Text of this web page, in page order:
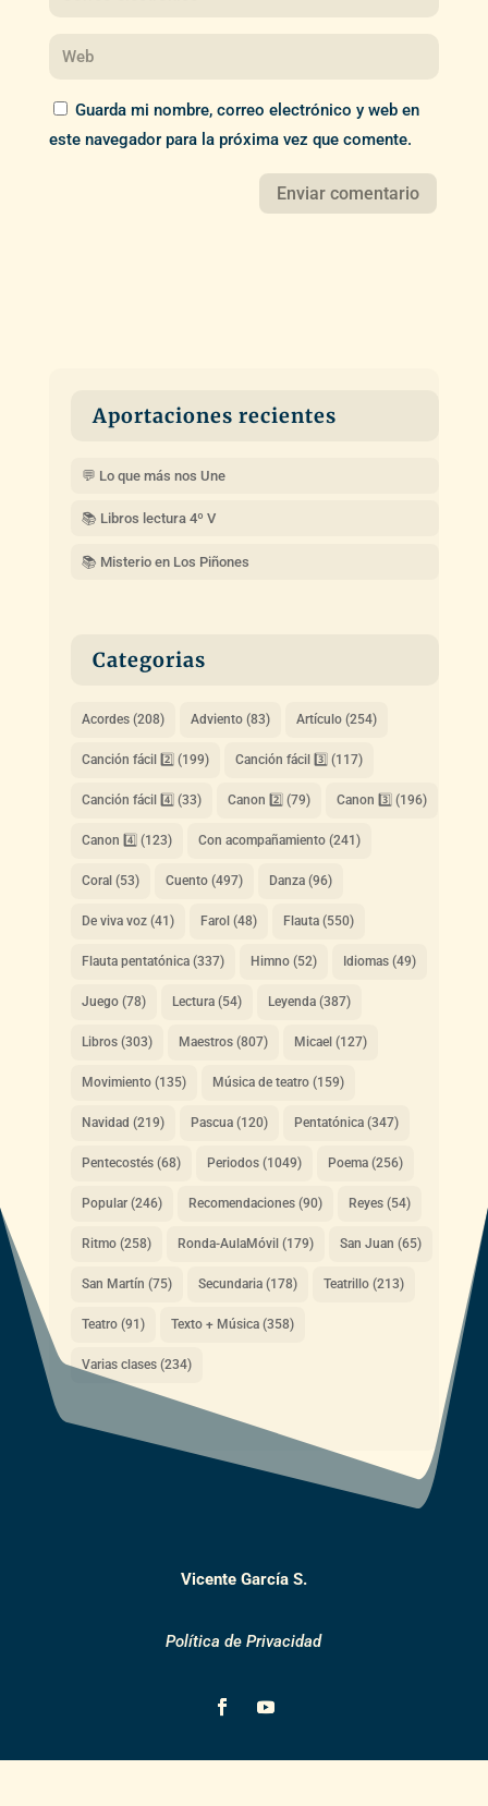
Guarda mi nombre, correo electrónico y web en
este navegador para la próxima vez que comente.
Aportaciones recientes
💬 Lo que más nos Une
📚 Libros lectura 4º V
📚 Misterio en Los Piñones
Categorias
Acordes(208) Adviento(83) Artículo(254)
Canción fácil 2️⃣ (199) Canción fácil 3️⃣ (117)
Canción fácil 4️⃣ (33) Canon 2️⃣ (79) Canon 3️⃣ (196)
Canon 4️⃣ (123) Con acompañamiento(241)
Coral(53) Cuento(497) Danza(96)
De viva voz(41) Farol(48) Flauta(550)
Flauta pentatónica(337) Himno(52) Idiomas(49)
Juego(78) Lectura(54) Leyenda(387)
Libros(303) Maestros(807) Micael(127)
Movimiento(135) Música de teatro(159)
Navidad (219) Pascua(120) Pentatónica(347)
Pentecostés(68) Periodos(1049) Poema(256)
Popular(246) Recomendaciones(90) Reyes(54)
Ritmo(258) Ronda-AulaMóvil(179) San Juan (65)
San Martín (75) Secundaria(178) Teatrillo(213)
Teatro(91) Texto + Música(358)
Varias clases(234)
Vicente García S.
Política de Privacidad